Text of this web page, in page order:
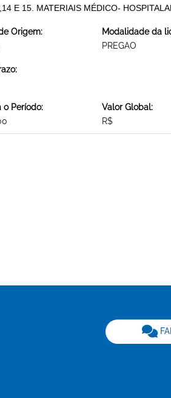
E 15. MATERIAIS MÉDICO-
Origem:
Modalidade da
PREGAO
o Período:
Valor Global:
R$